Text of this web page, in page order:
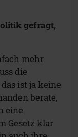
gefragt,
mehr
die
ist ja keine
berate,
eine
Gesetz klar